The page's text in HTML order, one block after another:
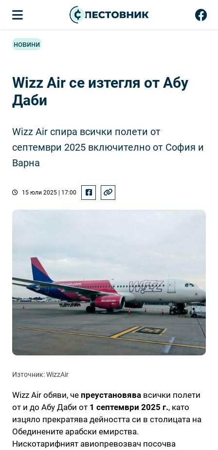
новини
Wizz Air се изтегля от Абу
Даби
Wizz Air спира всички полети от
септември 2025 включително от София и
Варна
15 юли 2025 | 17:00
Източник: WizzAir
Wizz Air обяви, че преустановява всички полети
от и до Абу Даби от 1 септември 2025 г., като
изцяло прекратява дейността си в столицата на
Обединените арабски емирства.
Нискотарифният авиопревозвач посочва